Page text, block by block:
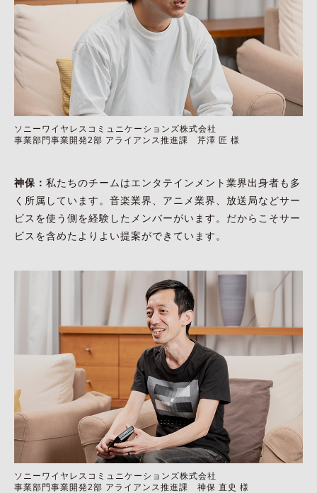
ソニーワイヤレスコミュニケーションズ株式会社
事業部門事業開発2部 アライアンス推進課 芹澤 匠 様
ソニーワイヤレスコミュニケーションズ株式会社
事業部門事業開発2部 アライアンス推進課 神保 直史 様
神保： 私たちのチームはエンタテインメント業界出身者も多
く所属しています。音楽業界、アニメ業界、放送局などサー
ビスを使う側を経験したメンバーがいます。だからこそサー
ビスを含めたよりよい提案ができています。